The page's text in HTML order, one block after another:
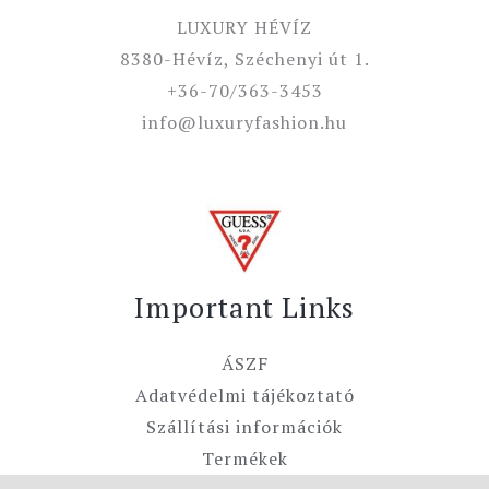
LUXURY HÉVÍZ
8380-Hévíz, Széchenyi út 1.
+36-70/363-3453
info@luxuryfashion.hu
Important Links
ÁSZF
Adatvédelmi tájékoztató
Szállítási információk
Termékek